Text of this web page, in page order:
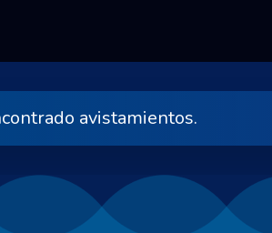
avistamientos.